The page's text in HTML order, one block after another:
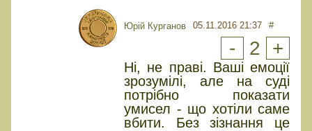
Юрій Курганов 05.11.2016 21:37 #
- 2 +
Ні, не праві. Ваші емоції
зрозумілі, але на суді
потрібно показати
умисел - що хотіли саме
вбити. Без зізнання це